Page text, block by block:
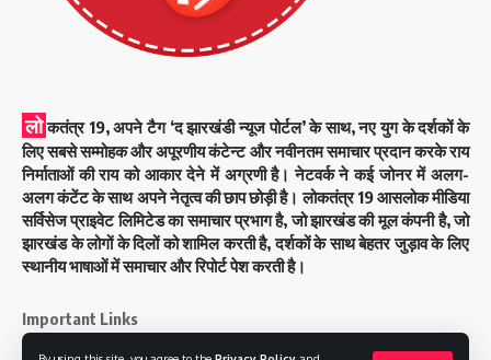
लो कतंत्र 19, अपने टैग ‘द झारखंडी न्यूज पोर्टल’ के साथ, नए युग के दर्शकों के
लिए सबसे सम्मोहक और अपूरणीय कंटेन्ट और नवीनतम समाचार प्रदान करके राय
निर्माताओं की राय को आकार देने में अग्रणी है। नेटवर्क ने कई जोनर में अलग-
अलग कंटेंट के साथ अपने नेतृत्व की छाप छोड़ी है। लोकतंत्र 19 आसलोक मीडिया
सर्विसेज प्राइवेट लिमिटेड का समाचार प्रभाग है, जो झारखंड की मूल कंपनी है, जो
झारखंड के लोगों के दिलों को शामिल करती है, दर्शकों के साथ बेहतर जुड़ाव के लिए
स्थानीय भाषाओं में समाचार और रिपोर्ट पेश करती है।
Important Links